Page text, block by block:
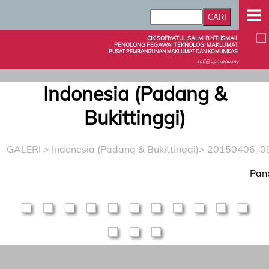
CIK SOFIYATUL SALMI BINTI ISMAIL
PENOLONG PEGAWAI TEKNOLOGI MAKLUMAT
PUSAT PEMBANGUNAN MAKLUMAT DAN KOMUNIKASI
sofi@upm.edu.my
Indonesia (Padang &
Bukittinggi)
GALERI > Indonesia (Padang & Bukittinggi)>